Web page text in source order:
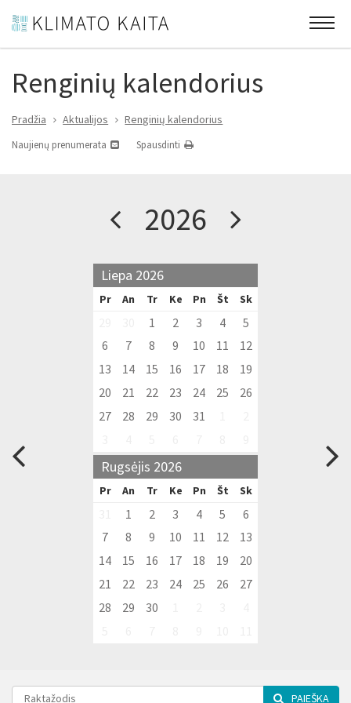
Renginių kalendorius
Pradžia Aktualijos Renginių kalendorius
Naujienų prenumerata Spausdinti
2026
Liepa 2026
Pr An Tr Ke Pn Št Sk
1 2 3 4
5
6
7 8 9 10 11
12
13
14 15 16 17 18
19
20
21 22 23 24 25
26
27
28 29 30 31
Rugsėjis 2026
Pr An Tr Ke Pn Št Sk
1 2 3 4 5
6
7
8 9 10 11 12
13
14
15 16 17 18 19
20
21
22 23 24 25 26
27
28
29 30
PAIEŠKA